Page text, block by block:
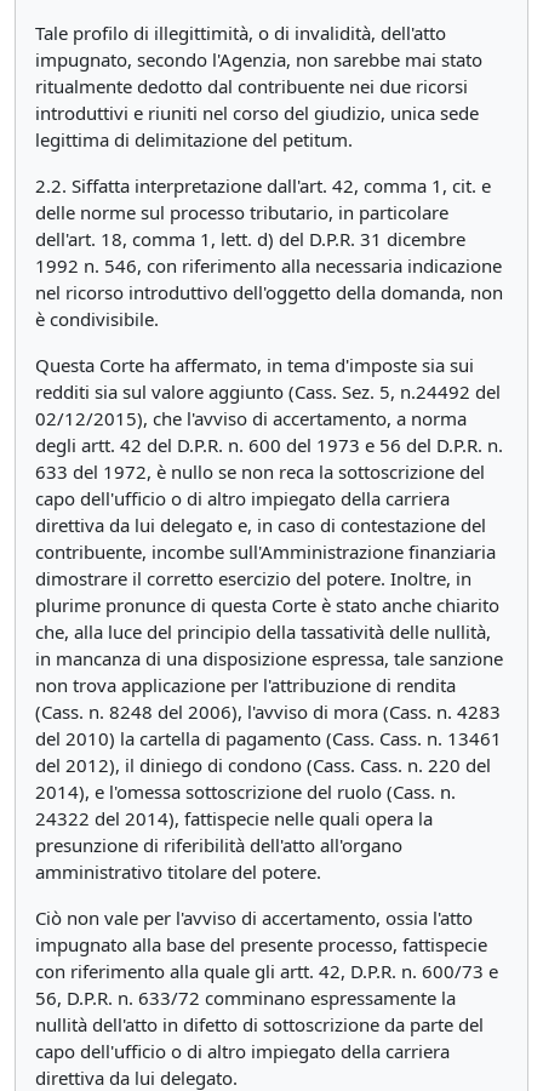
Tale profilo di illegittimità, o di invalidità, dell'atto
impugnato, secondo l'Agenzia, non sarebbe mai stato
ritualmente dedotto dal contribuente nei due ricorsi
introduttivi e riuniti nel corso del giudizio, unica sede
legittima di delimitazione del petitum.
2.2. Siffatta interpretazione dall'art. 42, comma 1, cit. e
delle norme sul processo tributario, in particolare
dell'art. 18, comma 1, lett. d) del D.P.R. 31 dicembre
1992 n. 546, con riferimento alla necessaria indicazione
nel ricorso introduttivo dell'oggetto della domanda, non
è condivisibile.
Questa Corte ha affermato, in tema d'imposte sia sui
redditi sia sul valore aggiunto (Cass. Sez. 5, n.24492 del
02/12/2015), che l'avviso di accertamento, a norma
degli artt. 42 del D.P.R. n. 600 del 1973 e 56 del D.P.R. n.
633 del 1972, è nullo se non reca la sottoscrizione del
capo dell'ufficio o di altro impiegato della carriera
direttiva da lui delegato e, in caso di contestazione del
contribuente, incombe sull'Amministrazione finanziaria
dimostrare il corretto esercizio del potere. Inoltre, in
plurime pronunce di questa Corte è stato anche chiarito
che, alla luce del principio della tassatività delle nullità,
in mancanza di una disposizione espressa, tale sanzione
non trova applicazione per l'attribuzione di rendita
(Cass. n. 8248 del 2006), l'avviso di mora (Cass. n. 4283
del 2010) la cartella di pagamento (Cass. Cass. n. 13461
del 2012), il diniego di condono (Cass. Cass. n. 220 del
2014), e l'omessa sottoscrizione del ruolo (Cass. n.
24322 del 2014), fattispecie nelle quali opera la
presunzione di riferibilità dell'atto all'organo
amministrativo titolare del potere.
Ciò non vale per l'avviso di accertamento, ossia l'atto
impugnato alla base del presente processo, fattispecie
con riferimento alla quale gli artt. 42, D.P.R. n. 600/73 e
56, D.P.R. n. 633/72 comminano espressamente la
nullità dell'atto in difetto di sottoscrizione da parte del
capo dell'ufficio o di altro impiegato della carriera
direttiva da lui delegato.